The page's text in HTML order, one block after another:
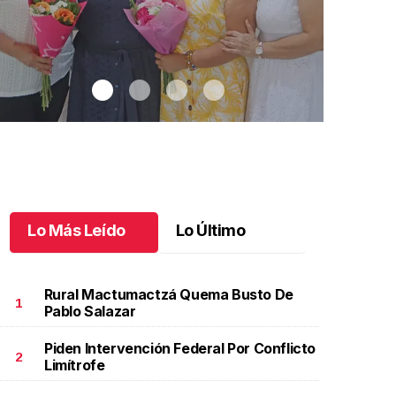
Una emotiva jubilación en educación especial.Una
emotiva jubilación en educación especial
Lo Más Leído Lo Último
1
Rural Mactumactzá Quema Busto De
Pablo Salazar
2
Piden Intervención Federal Por Conflicto
Limítrofe